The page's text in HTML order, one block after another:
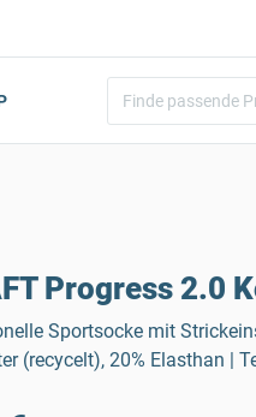
Progress 2.0
Sportsocke mit
(recycelt), 20% Elasthan |